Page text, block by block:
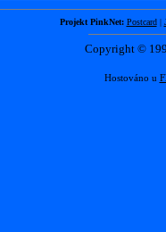
Projekt PinkNet: Postcard|
Copyright ©
Hostováno u